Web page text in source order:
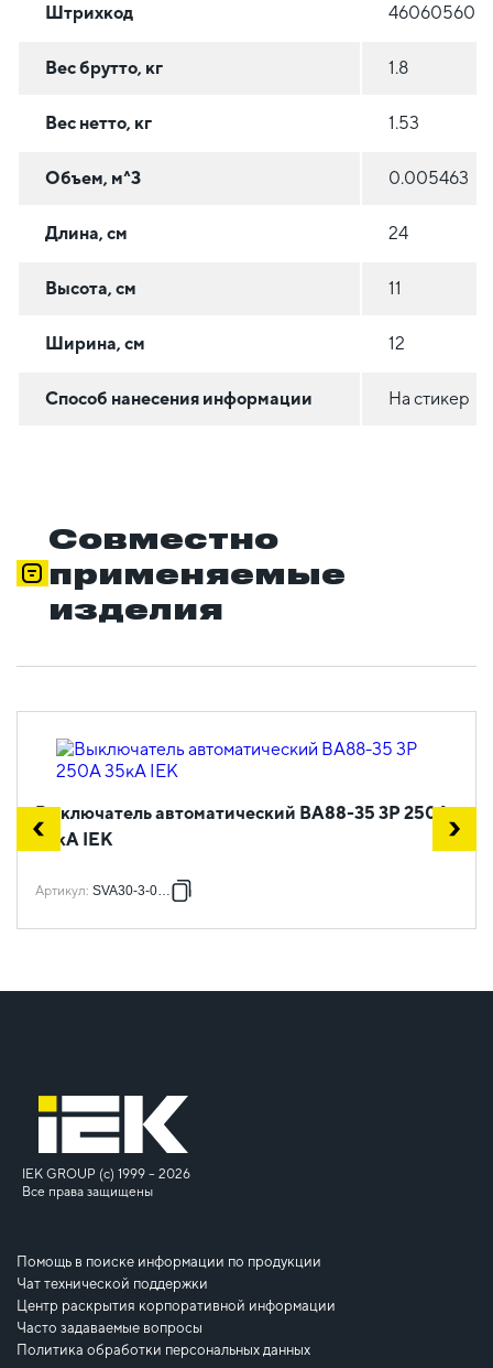
Штрихкод
Вес брутто, кг 1.8
Вес нетто, кг 1.53
Объем, м^3 0.005463
Длина, см 24
Высота, см 11
Ширина, см 12
Способ нанесения информации На стикер
Совместно
применяемые
изделия
Выключатель автоматический ВА88-35 3Р 250А
35кА IEK
Артикул: SVA30-3-0250
IEK GROUP (c) 1999 – 2026
Все права защищены
Помощь в поиске информации по продукции
Чат технической поддержки
Центр раскрытия корпоративной информации
Часто задаваемые вопросы
Политика обработки персональных данных